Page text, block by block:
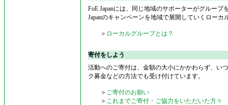
FoE Japanには、同じ地域のサポーターがグルー
Japanのキャンペーンを地域で展開していくロー
＞ ローカルグループとは？
寄付をしよう
活動へのご寄付は、金額の大小にかかわらず、い
ク募金などの方法でも受け付けています。
＞ ご寄付のお願い
＞ これまでご寄付・ご協力をいただいた方々